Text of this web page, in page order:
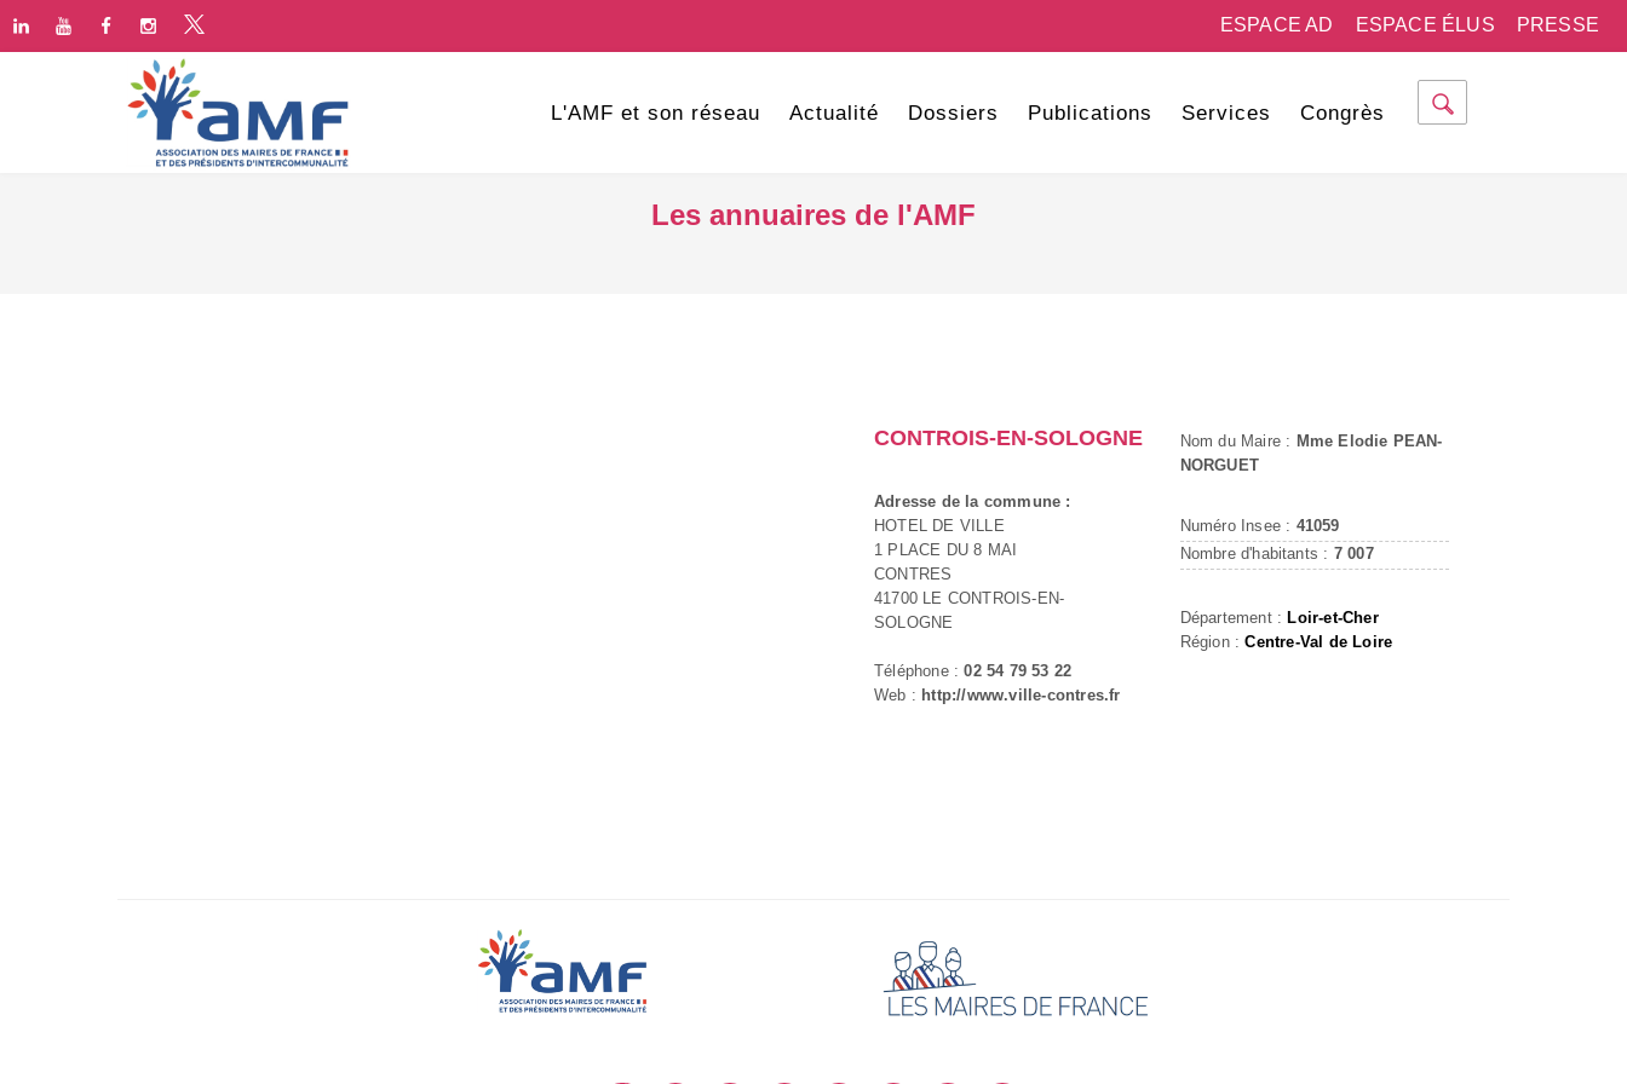
PRESSE
ESPACE ÉLUS
ESPACE AD
L'AMF et son réseau Actualité Dossiers Publications Services Congrès
Les annuaires de l'AMF
CONTROIS-EN-SOLOGNE
Adresse de la commune :
HOTEL DE VILLE
1 PLACE DU 8 MAI
CONTRES
41700 LE CONTROIS-EN-
SOLOGNE
Téléphone :02 54 79 53 22
Web : http://www.ville-contres.fr
Nom du Maire : Mme Elodie PEAN-
NORGUET
Numéro Insee : 41059
Nombre d'habitants : 7 007
Département : Loir-et-Cher
Région :Centre-Val de Loire